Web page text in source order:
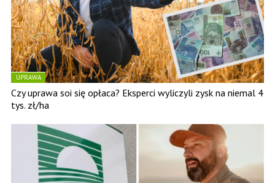
UPRAWA
Czy uprawa soi się opłaca? Eksperci wyliczyli zysk na niemal 4
tys. zł/ha